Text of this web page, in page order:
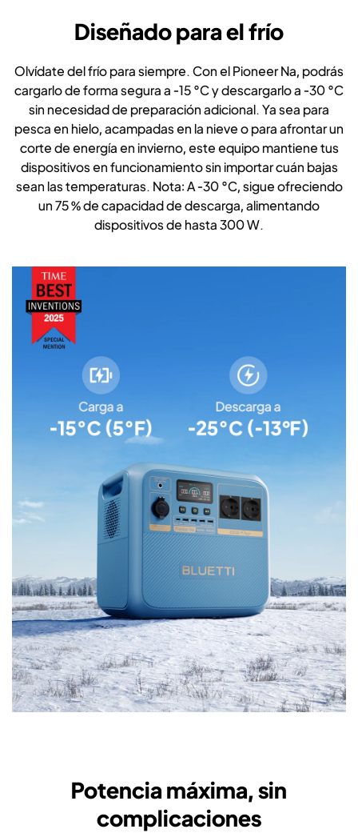
Diseñado para el frío
Olvídate del frío para siempre. Con el Pioneer Na, podrás
cargarlo de forma segura a -15 °C y descargarlo a -30 °C
sin necesidad de preparación adicional. Ya sea para
pesca en hielo, acampadas en la nieve o para afrontar un
corte de energía en invierno, este equipo mantiene tus
dispositivos en funcionamiento sin importar cuán bajas
sean las temperaturas. Nota: A -30 °C, sigue ofreciendo
un 75 % de capacidad de descarga, alimentando
dispositivos de hasta 300 W.
Potencia máxima, sin
complicaciones